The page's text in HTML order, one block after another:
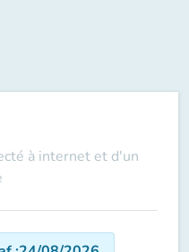
à internet et d'un